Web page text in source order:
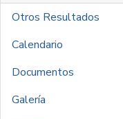
Otros Resultados
Calendario
Documentos
Galería